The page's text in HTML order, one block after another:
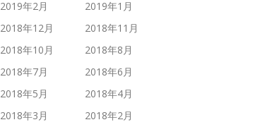
2019年2月
2019年1月
2018年12月
2018年11月
2018年10月
2018年8月
2018年7月
2018年6月
2018年5月
2018年4月
2018年3月
2018年2月